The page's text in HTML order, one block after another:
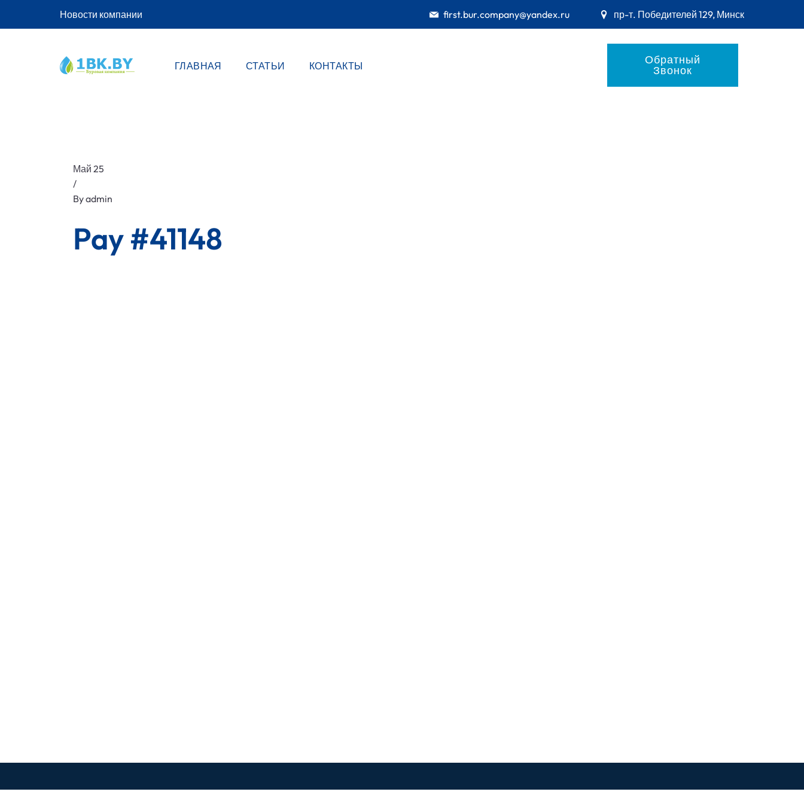
Новости компании first.bur.company@yandex.ru пр-т. Победителей 129, Минск
ГЛАВНАЯ СТАТЬИ КОНТАКТЫ Обратный
Звонок
Май 25
/
Byadmin
Pay #41148